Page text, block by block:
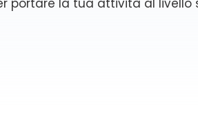
portare la tua attività al livello